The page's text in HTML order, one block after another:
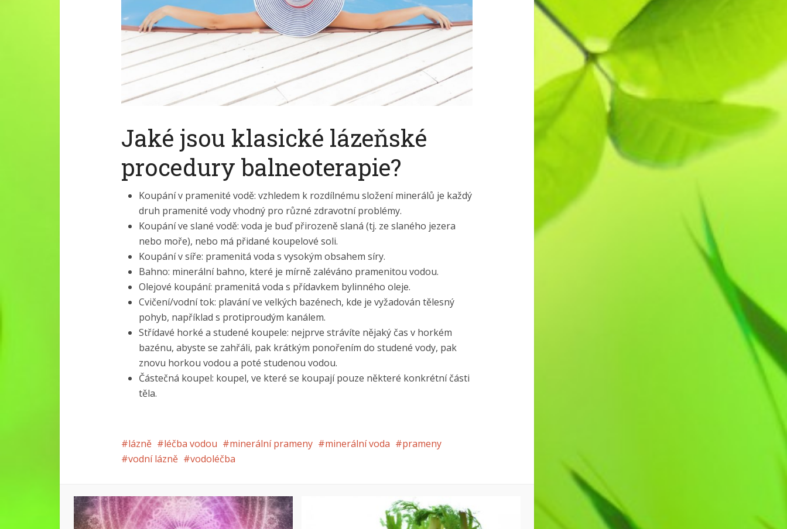
Jaké jsou klasické lázeňské
procedury balneoterapie?
Koupání v pramenité vodě: vzhledem k rozdílnému složení minerálů je každý
druh pramenité vody vhodný pro různé zdravotní problémy.
Koupání ve slané vodě: voda je buď přirozeně slaná (tj. ze slaného jezera
nebo moře), nebo má přidané koupelové soli.
Koupání v síře: pramenitá voda s vysokým obsahem síry.
Bahno: minerální bahno, které je mírně zaléváno pramenitou vodou.
Olejové koupání: pramenitá voda s přídavkem bylinného oleje.
Cvičení/vodní tok: plavání ve velkých bazénech, kde je vyžadován tělesný
pohyb, například s protiproudým kanálem.
Střídavé horké a studené koupele: nejprve strávíte nějaký čas v horkém
bazénu, abyste se zahřáli, pak krátkým ponořením do studené vody, pak
znovu horkou vodou a poté studenou vodou.
Částečná koupel: koupel, ve které se koupají pouze některé konkrétní části
těla.
lázně léčba vodou minerální prameny minerální voda
prameny
vodní lázně
vodoléčba